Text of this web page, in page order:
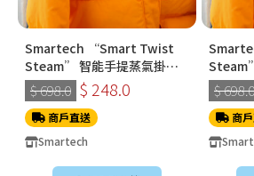
Smartech “Smart Twist
Steam” 智能手提蒸氣掛燙
機 (SS-8108)
$ 698.0 $ 248.0
商戶直送
Smartech
機 (SS-
$ 698.0
商